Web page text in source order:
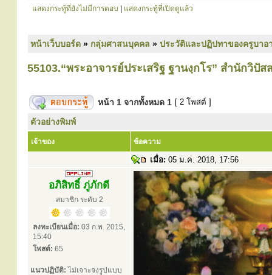
แสดงกระทู้ที่ยังไม่มีการตอบ แสดงกระทู้ที่เปิดดูแล้ว
หน้าเว็บบอร์ด » กลุ่มศาสนบุคคล » ประวัติและปฏิปทาของครูบาอ
55103.“พระอาจารย์ประเสริฐ ฐานงฺกโร” สำนักวิปั
หน้า 1 จากทั้งหมด 1 [ 2 โพสต์ ]
ตัวอย่างพิมพ์
เจ้าของ ข้อความ
เมื่อ: 05 ม.ค. 2018, 17:56
อภิสิทธิ์ ภู่ภักดี
สมาชิก ระดับ 2
ลงทะเบียนเมื่อ: 03 ก.พ. 2015,
15:40
โพสต์: 65
แนวปฏิบัติ: ไม่เจาะจงรูปแบบ